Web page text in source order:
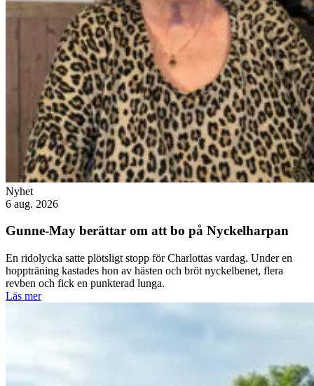
Nyhet
6 aug. 2026
Gunne-May berättar om att bo på Nyckelharpan
En ridolycka satte plötsligt stopp för Charlottas vardag. Under en
hoppträning kastades hon av hästen och bröt nyckelbenet, flera
revben och fick en punkterad lunga.
Läs mer